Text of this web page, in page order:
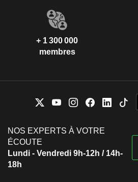
+ 1 300 000
membres
NOS EXPERTS À VOTRE
ÉCOUTE
Lundi - Vendredi 9h-12h / 14h-
18h